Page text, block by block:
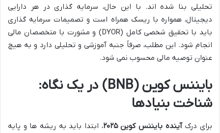
تحلیلی بنا شده اند. با این حال، سرمایه گذاری در هر دارایی
دیجیتال، همواره با ریسک همراه است و تصمیمات سرمایه گذاری
باید با تحقیق شخصی کامل (DYOR) و مشورت با متخصصان مالی
انجام شود. این مطلب، صرفاً جنبه آموزشی و تحلیلی دارد و به هیچ
عنوان توصیه مالی محسوب نمی شود.
بایننس کوین (BNB) در یک نگاه:
شناخت بنیادها
برای درکآینده بایننس کوین ۲۰۲۵
، ابتدا باید به ریشه ها و پایه